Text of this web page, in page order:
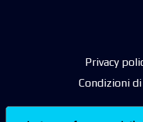
Privacy
Condizioni